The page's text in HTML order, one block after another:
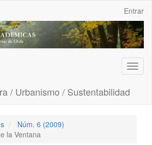
Entrar
/ Urbanismo / Sustentabilidad
Núm. 6 (2009)
la Ventana